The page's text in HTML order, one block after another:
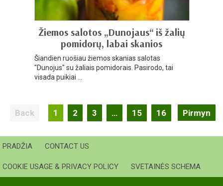
Žiemos salotos „Dunojaus“ iš žalių
pomidorų, labai skanios
Šiandien ruošiau žiemos skanias salotas
"Dunojus" su žaliais pomidorais. Pasirodo, tai
visada puikiai ...
navigacija
1 2 3 … 15 16 Pirmyn
PRADŽIA CONTACT US
COOKIE USAGE & PRIVACY POLICY SVETAINĖS SCHEMA